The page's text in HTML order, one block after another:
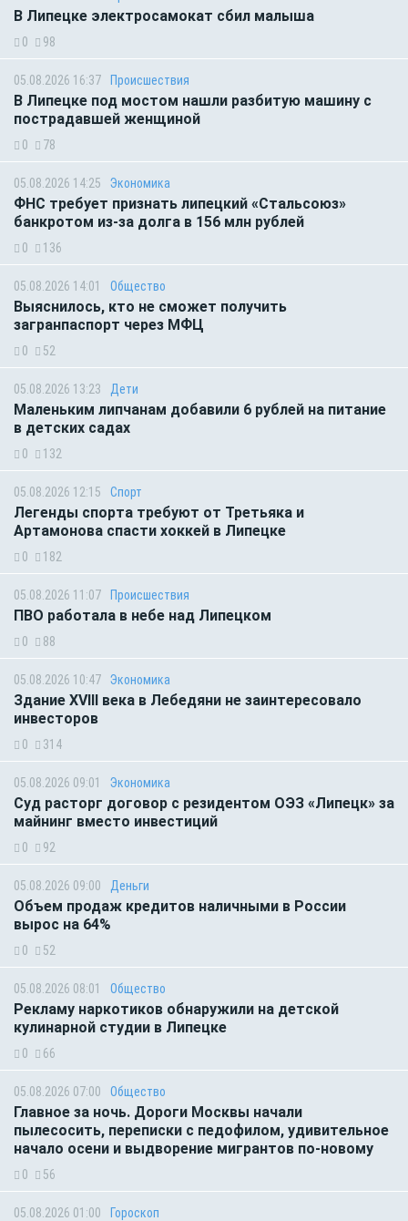
В Липецке электросамокат сбил малыша
0 98
05.08.2026 16:37 Происшествия
В Липецке под мостом нашли разбитую машину с
пострадавшей женщиной
0 78
05.08.2026 14:25 Экономика
ФНС требует признать липецкий «Стальсоюз»
банкротом из-за долга в 156 млн рублей
0 136
05.08.2026 14:01 Общество
Выяснилось, кто не сможет получить
загранпаспорт через МФЦ
0 52
05.08.2026 13:23 Дети
Маленьким липчанам добавили 6 рублей на питание
в детских садах
0 132
05.08.2026 12:15 Спорт
Легенды спорта требуют от Третьяка и
Артамонова спасти хоккей в Липецке
0 182
05.08.2026 11:07 Происшествия
ПВО работала в небе над Липецком
0 88
05.08.2026 10:47 Экономика
Здание XVIII века в Лебедяни не заинтересовало
инвесторов
0 314
05.08.2026 09:01 Экономика
Суд расторг договор с резидентом ОЭЗ «Липецк» за
майнинг вместо инвестиций
0 92
05.08.2026 09:00 Деньги
Объем продаж кредитов наличными в России
вырос на 64%
0 52
05.08.2026 08:01 Общество
Рекламу наркотиков обнаружили на детской
кулинарной студии в Липецке
0 66
05.08.2026 07:00 Общество
Главное за ночь. Дороги Москвы начали
пылесосить, переписки с педофилом, удивительное
начало осени и выдворение мигрантов по-новому
0 56
05.08.2026 01:00 Гороскоп